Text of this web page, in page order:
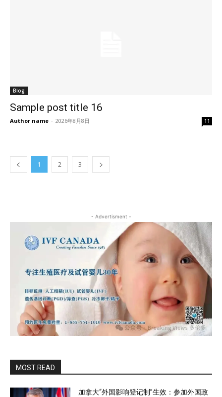
Blog
Sample post title 16
Author name - 2026年8月8日 11
1 2 3
- Advertisment -
MOST READ
加拿大“外国影响登记制”生效：参加外国政